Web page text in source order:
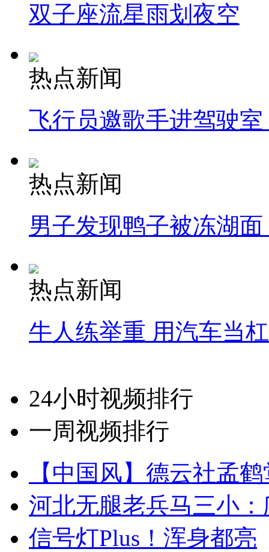
双子座流星雨划夜空
热点新闻
飞行员邀歌手进驾驶
热点新闻
男子发现鸭子被冻湖
热点新闻
牛人练举重 用汽车当
24小时视频排行
一周视频排行
【中国风】德云社孟
河北无腿老兵马三小
信号灯Plus！浑身都亮